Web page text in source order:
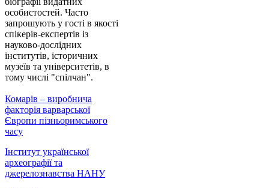
особистостей. Часто
запрошують у гості в якості
спікерів-експертів із
науково-дослідних
інститутів, історичних
музеїв та університетів, в
тому числі "спілчан".
Комарів – виробнича
факторія варварської
Європи пізньоримського
часу
Інститут української
археографії та
джерелознавства НАНУ